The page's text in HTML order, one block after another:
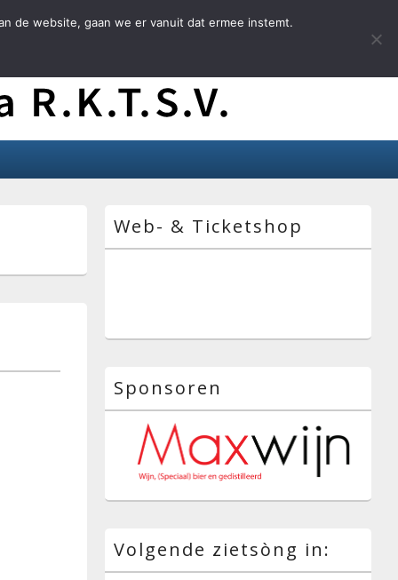
zijbalk
widget
Web- & Ticketshop
Sponsoren
Volgende zietsòng in:
de website, gaan we er vanuit dat ermee instemt.